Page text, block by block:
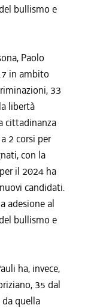
bullismo e
Paolo
in ambito
33
libertà
cittadinanza
2 corsi per
con la
il 2024 ha
candidati.
adesione al
bullismo e
ha, invece,
35 dal
quella